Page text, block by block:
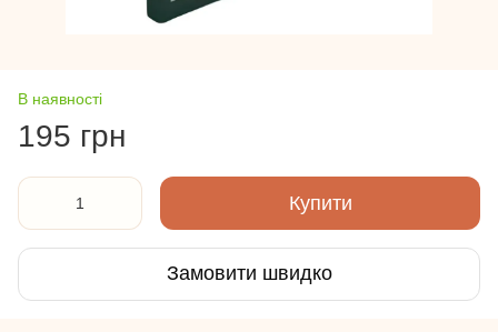
В наявності
195 грн
Купити
Замовити швидко